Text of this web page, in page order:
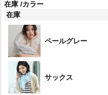
在庫 カラー
在庫
ペールグレー
サックス